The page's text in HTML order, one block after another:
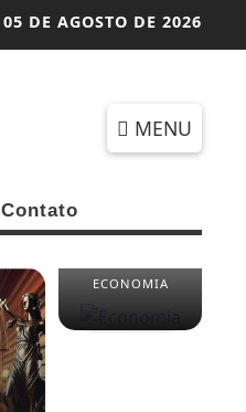
05 DE AGOSTO DE 2026
MENU
Contato
ECONOMIA